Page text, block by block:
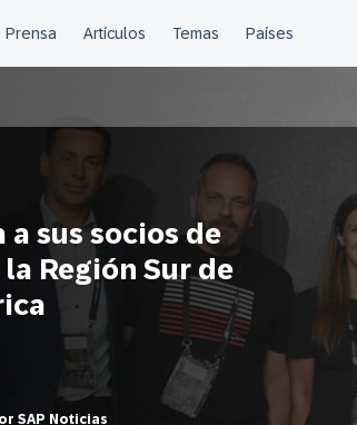
a sus socios de
Región Sur de
SAP Noticias